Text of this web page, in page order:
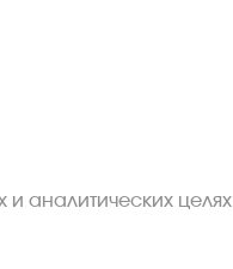
аналитических целях